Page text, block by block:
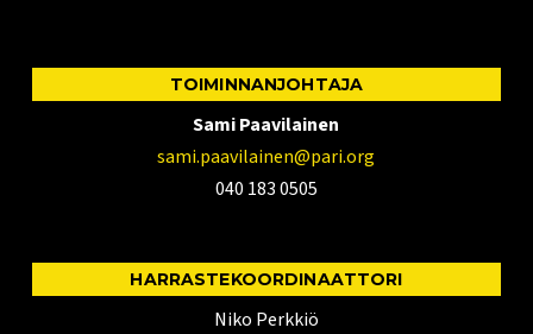
TOIMINNANJOHTAJA
Sami Paavilainen
sami.paavilainen@pari.org
040 183 0505
HARRASTEKOORDINAATTORI
Niko Perkkiö